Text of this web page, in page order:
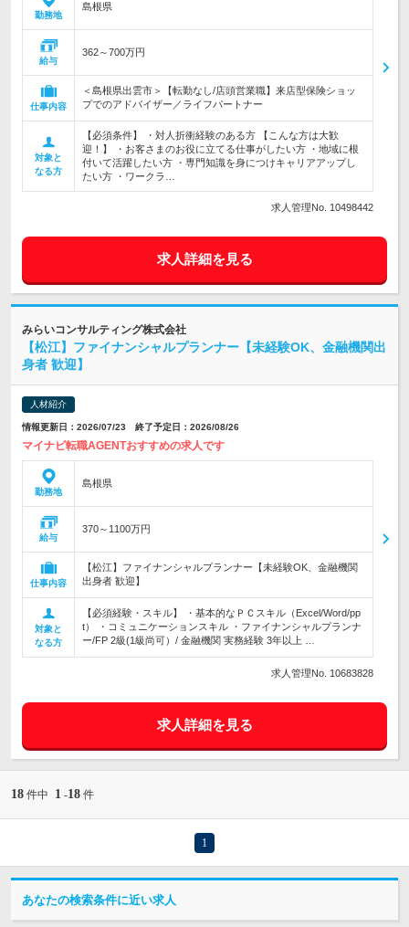
勤務地
島根県
給与
362～700万円
仕事内容
＜島根県出雲市＞【転勤なし/店頭営業職】来店型保険ショッ
プでのアドバイザー／ライフパートナー
対象と
なる方
【必須条件】 ・対人折衝経験のある方 【こんな方は大歓
迎！】 ・お客さまのお役に立てる仕事がしたい方 ・地域に根
付いて活躍したい方 ・専門知識を身につけキャリアアップし
たい方 ・ワークラ…
求人管理No. 10498442
求人詳細を見る
みらいコンサルティング株式会社
【松江】ファイナンシャルプランナー【未経験OK、金融機関出
身者 歓迎】
人材紹介
情報更新日：2026/07/23 終了予定日：2026/08/26
マイナビ転職AGENTおすすめの求人です
勤務地
島根県
給与
370～1100万円
仕事内容
【松江】ファイナンシャルプランナー【未経験OK、金融機関
出身者 歓迎】
対象と
なる方
【必須経験・スキル】 ・基本的なＰＣスキル（Excel/Word/pp
t） ・コミュニケーションスキル ・ファイナンシャルプランナ
ー/FP 2級(1級尚可）/ 金融機関 実務経験 3年以上 …
求人管理No. 10683828
求人詳細を見る
18 件中 1 -18 件
1
あなたの検索条件に近い求人